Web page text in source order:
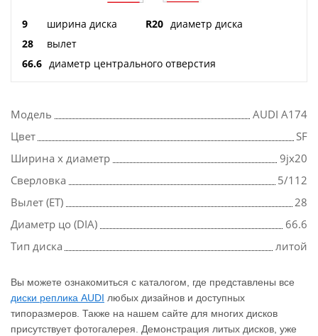
9 ширина диска R20 диаметр диска
28
вылет
66.6 диаметр центрального отверстия
Модель
AUDI A174
Цвет
SF
Ширина х диаметр
9jx20
Сверловка
5/112
Вылет (ET)
28
Диаметр цо (DIA)
66.6
Тип диска
литой
Вы можете ознакомиться с каталогом, где представлены все
диски реплика AUDI любых дизайнов и доступных
типоразмеров. Также на нашем сайте для многих дисков
присутствует фотогалерея. Демонстрация литых дисков, уже